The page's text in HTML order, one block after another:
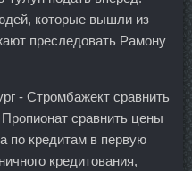
которые вышли из
преследовать Рамону
- Стромбажект сравнить
сравнить цены
по кредитам в первую
кредитования,